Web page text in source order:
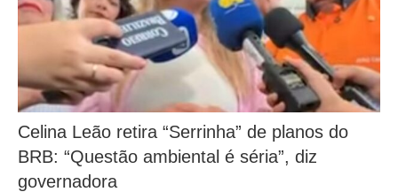
Celina Leão retira “Serrinha” de planos do
BRB: “Questão ambiental é séria”, diz
governadora